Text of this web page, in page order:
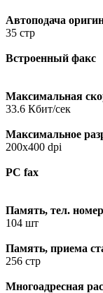
Автоподача
35 стр
Встроенный факс
Максимальная
33.6 Кбит/сек
Максимальное
200x400 dpi
PC fax
Память, тел.
104 шт
Память, приема
256 стр
Многоадресная